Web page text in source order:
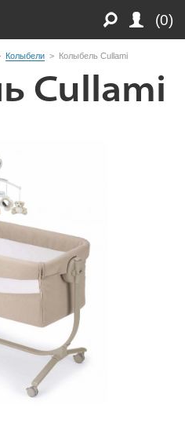
(0)
Колыбели > Колыбель Cullami
Cullami